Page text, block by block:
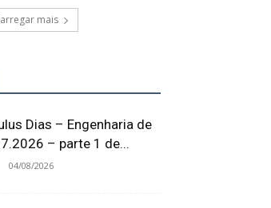
mais
Dias – Engenharia de
– parte 1 de...
04/08/2026